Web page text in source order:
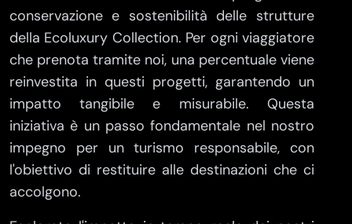
conservazione e sostenibilità delle strutture
della Ecoluxury Collection. Per ogni viaggiatore
che prenota tramite noi, una percentuale viene
reinvestita in questi progetti, garantendo un
impatto tangibile e misurabile. Questa
iniziativa è un passo fondamentale nel nostro
impegno per un turismo responsabile, con
l'obiettivo di restituire alle destinazioni che ci
accolgono.